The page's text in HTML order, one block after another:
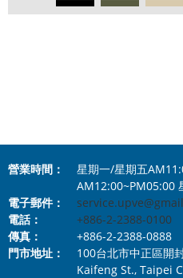
營業時間：
星期一/星期五
AM12:00~PM05:00
電子郵件：
電話：
+886-2-2388-0100
傳真：
+886-2-2388-0888
門市地址：
100台北市中正區開
Kaifeng St., Taipei